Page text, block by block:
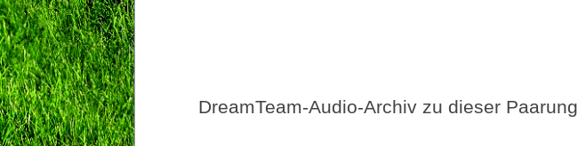
DreamTeam-Audio-Archiv zu dieser Paarung